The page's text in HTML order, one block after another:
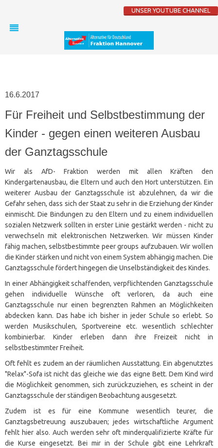
UNSER YOUTUBE CHANNEL
16.6.2017
Für Freiheit und Selbstbestimmung der
Kinder - gegen einen weiteren Ausbau
der Ganztagsschule
Wir als AfD- Fraktion werden mit allen Kräften den
Kindergartenausbau, die Eltern und auch den Hort unterstützen. Ein
weiterer Ausbau der Ganztagsschule ist abzulehnen, da wir die
Gefahr sehen, dass sich der Staat zu sehr in die Erziehung der Kinder
einmischt. Die Bindungen zu den Eltern und zu einem individuellen
sozialen Netzwerk sollten in erster Linie gestärkt werden - nicht zu
verwechseln mit elektronischen Netzwerken. Wir müssen Kinder
fähig machen, selbstbestimmte peer groups aufzubauen. Wir wollen
die Kinder stärken und nicht von einem System abhängig machen. Die
Ganztagsschule fördert hingegen die Unselbständigkeit des Kindes.
In einer Abhängigkeit schaffenden, verpflichtenden Ganztagsschule
gehen individuelle Wünsche oft verloren, da auch eine
Ganztagsschule nur einen begrenzten Rahmen an Möglichkeiten
abdecken kann. Das habe ich bisher in jeder Schule so erlebt. So
werden Musikschulen, Sportvereine etc. wesentlich schlechter
kombinierbar. Kinder erleben dann ihre Freizeit nicht in
selbstbestimmter Freiheit.
Oft fehlt es zudem an der räumlichen Ausstattung. Ein abgenutztes
"Relax"-Sofa ist nicht das gleiche wie das eigne Bett. Dem Kind wird
die Möglichkeit genommen, sich zurückzuziehen, es scheint in der
Ganztagsschule der ständigen Beobachtung ausgesetzt.
Zudem ist es für eine Kommune wesentlich teurer, die
Ganztagsbetreuung auszubauen; jedes wirtschaftliche Argument
fehlt hier also. Auch werden sehr oft minderqualifizierte Kräfte für
die Kurse eingesetzt. Bei mir in der Schule gibt eine Lehrkraft